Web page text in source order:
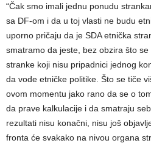
“Čak smo imali jednu ponudu
sa DF-om i da u toj vlasti ne budu
uporno pričaju da je SDA etnička
smatramo da jeste, bez obzira što
stranke koji nisu pripadnici jednog
da vode etničke politike. Što se tiče
ovom momentu jako rano da se o
da prave kalkulacije i da smatraju
rezultati nisu konačni, nisu još
fronta će svakako na nivou organa